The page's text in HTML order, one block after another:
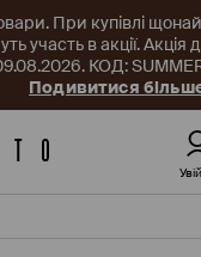
При купівлі
участь в акції. Акція
КОД:
Подивитися